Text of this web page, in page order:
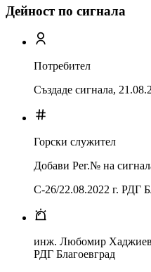
Дейност по сигнала
Потребител
Създаде сигнала,
Горски служител
Добави Рег.№ на
С-26/22.08.2022 г. РДГ
инж. Любомир Хаджиев
РДГ Благоевград